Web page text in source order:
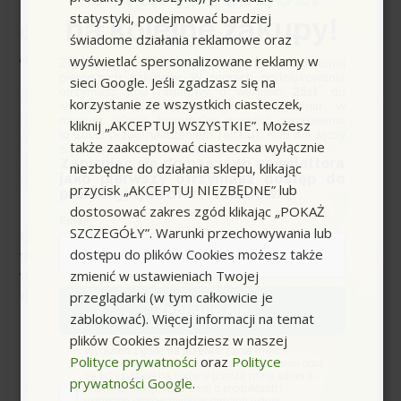
Pilarka CNS 36-35 Battery Karcher to idealne
rozwiązanie do utrzymania porządku w
przydomowym ogrodzie. Zasilanie bateryjne
sprawia że maszyna zawsze może być
gotowa do pracy.
Cena obejmuje urządzenie w
wyposażeniu standardowym, urządzenie
wymaga dodatkowej konfiguracji (zakup
dodatkowego wyposażenia).
Praca w ogrodzie bez wysiłku
– Pielęgnacja drzew o jakiej
statystyki, podejmować bardziej
świadome działania reklamowe oraz
wyświetlać spersonalizowane reklamy w
sieci Google. Jeśli zgadzasz się na
korzystanie ze wszystkich ciasteczek,
kliknij „AKCEPTUJ WSZYSTKIE”. Możesz
także zaakceptować ciasteczka wyłącznie
niezbędne do działania sklepu, klikając
przycisk „AKCEPTUJ NIEZBĘDNE” lub
dostosować zakres zgód klikając „POKAŻ
SZCZEGÓŁY”. Warunki przechowywania lub
dostępu do plików Cookies możesz także
zmienić w ustawieniach Twojej
przeglądarki (w tym całkowicie je
zablokować). Więcej informacji na temat
plików Cookies znajdziesz w naszej
Polityce prywatności oraz Polityce
prywatności Google.
na kolejne zakupy!
Zapisz się do newslettera, załóż konto i dokonaj
pierwszych zakupów. W ramach podziękowania
otrzymasz kod rabatowy o wartości
wykorzystania przy kolejnym zamówieniu w
naszym sklepie (minimalna wartość zamówienia
to 100zł przed naliczeniem rabatu). Kod nie łączy
się z innymi kodami rabatowymi.
Zapisując się do naszego newslettera
jako pierwszy otrzymasz dostęp do
promocyjnych ofert i rabatów.
Email
Zapisuję się
zgodaWyrażam zgodę na przetwarzanie moich
danych osobowych w postaci adresu e-mail oraz
na przesyłanie na podany przeze mnie adres e-
mail informacji handlowej o produktach i